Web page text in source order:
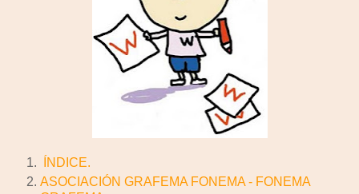
ÍNDICE.
ASOCIACIÓN GRAFEMA FONEMA - FONEMA